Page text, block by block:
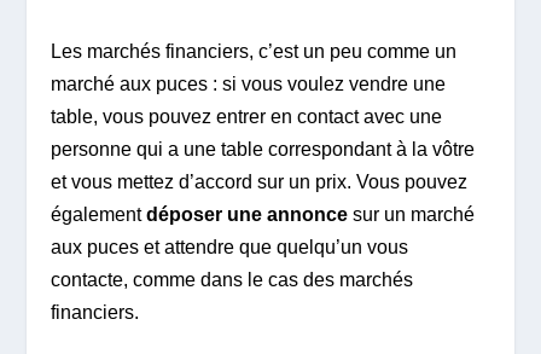
Les marchés financiers, c’est un peu comme un
marché aux puces : si vous voulez vendre une
table, vous pouvez entrer en contact avec une
personne qui a une table correspondant à la vôtre
et vous mettez d’accord sur un prix. Vous pouvez
égalementdéposer une annonce sur un marché
aux puces et attendre que quelqu’un vous
contacte, comme dans le cas des marchés
financiers.